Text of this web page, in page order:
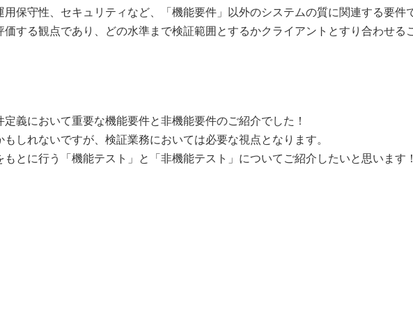
保守性、セキュリティなど、「機能要件」以外のシステムの質に関連する要件
価する観点であり、どの水準まで検証範囲とするかクライアントとすり合わせる
義において重要な機能要件と非機能要件のご紹介でした！
しれないですが、検証業務においては必要な視点となります。
とに行う「機能テスト」と「非機能テスト」についてご紹介したいと思います！